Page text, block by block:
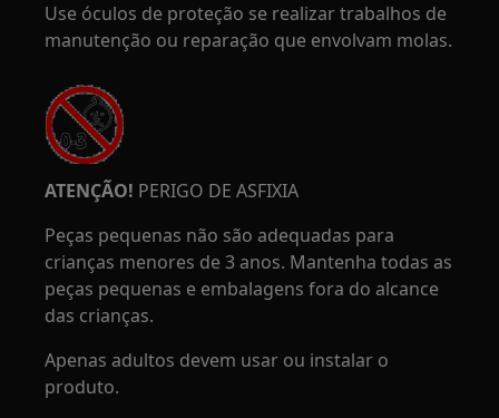
Use óculos de proteção se realizar trabalhos de
manutenção ou reparação que envolvam molas.
ATENÇÃO! PERIGO DE ASFIXIA
Peças pequenas não são adequadas para
crianças menores de 3 anos. Mantenha todas as
peças pequenas e embalagens fora do alcance
das crianças.
Apenas adultos devem usar ou instalar o
produto.